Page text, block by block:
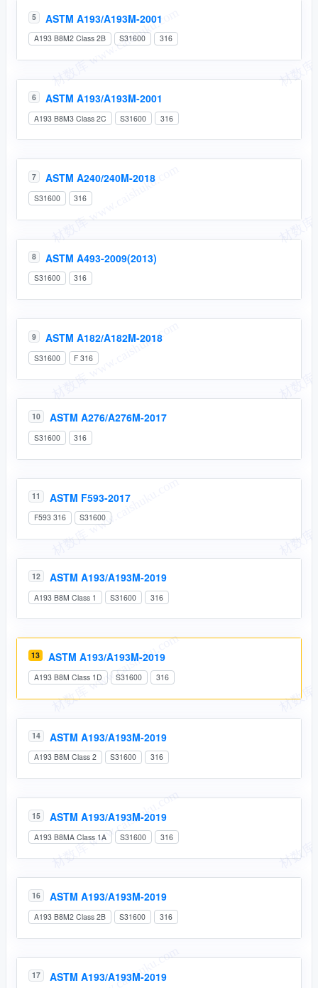
5 ASTM A193/A193M-2001
A193 B8M2 Class 2B S31600 316
6 ASTM A193/A193M-2001
A193 B8M3 Class 2C S31600 316
7 ASTM A240/240M-2018
S31600 316
8 ASTM A493-2009(2013)
S31600 316
9 ASTM A182/A182M-2018
S31600 F 316
10 ASTM A276/A276M-2017
S31600 316
11 ASTM F593-2017
F593 316 S31600
12 ASTM A193/A193M-2019
A193 B8M Class 1 S31600 316
13 ASTM A193/A193M-2019
A193 B8M Class 1D S31600 316
14 ASTM A193/A193M-2019
A193 B8M Class 2 S31600 316
15 ASTM A193/A193M-2019
A193 B8MA Class 1A S31600 316
16 ASTM A193/A193M-2019
A193 B8M2 Class 2B S31600 316
17 ASTM A193/A193M-2019